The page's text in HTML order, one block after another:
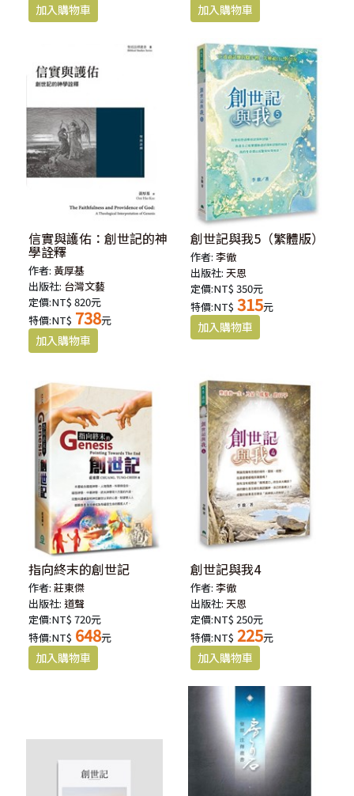
信實與護佑：創世記的神
學詮釋
作者: 黃厚基
出版社: 台灣文藝
定價:NT$ 820元
特價:NT$ 738元
創世記與我5（繁體版）
作者:李徹
出版社:天恩
定價:NT$ 350元
特價:NT$ 315元
指向終末的創世記
作者:莊東傑
出版社:道聲
定價:NT$ 720元
特價:NT$ 648元
創世記與我4
作者:李徹
出版社:天恩
定價:NT$ 250元
特價:NT$ 225元